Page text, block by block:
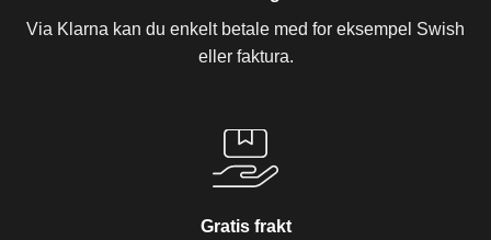
Via Klarna kan du enkelt betale med for eksempel Swish
eller faktura.
Gratis frakt